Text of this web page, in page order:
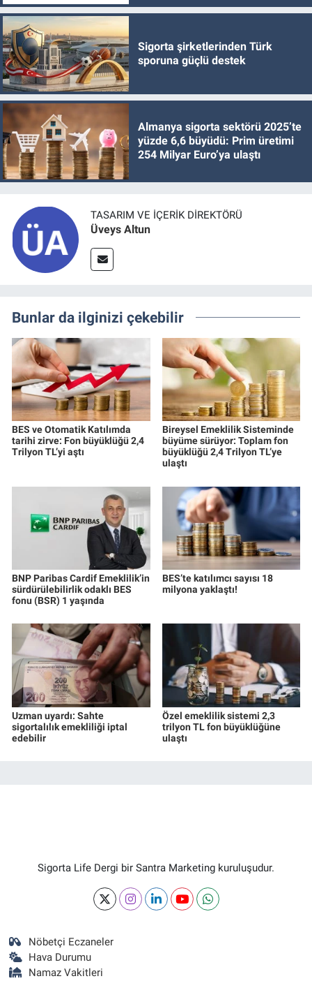
Sigorta şirketlerinden Türk
sporuna güçlü destek
Almanya sigorta sektörü 2025’te
yüzde 6,6 büyüdü: Prim üretimi
254 Milyar Euro’ya ulaştı
TASARIM VE İÇERIK DIREKTÖRÜ
Üveys Altun
Bunlar da ilginizi çekebilir
BES ve Otomatik Katılımda
tarihi zirve: Fon büyüklüğü 2,4
Trilyon TL’yi aştı
Bireysel Emeklilik Sisteminde
büyüme sürüyor: Toplam fon
büyüklüğü 2,4 Trilyon TL’ye
ulaştı
BNP Paribas Cardif Emeklilik’in
sürdürülebilirlik odaklı BES
fonu (BSR) 1 yaşında
BES’te katılımcı sayısı 18
milyona yaklaştı!
Uzman uyardı: Sahte
sigortalılık emekliliği iptal
edebilir
Özel emeklilik sistemi 2,3
trilyon TL fon büyüklüğüne
ulaştı
Sigorta Life Dergi bir Santra Marketing kuruluşudur.
Nöbetçi Eczaneler
Hava Durumu
Namaz Vakitleri